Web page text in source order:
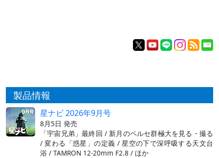
製品情報
星ナビ 2026年9月号
8月5日 発売
「宇宙兄弟」最終回 / 新月のペルセ群極大を見る・撮る
/ 変わる「惑星」の定義 / 星空の下で深呼吸する天文台
浴 / TAMRON 12-20mm F2.8 / ほか